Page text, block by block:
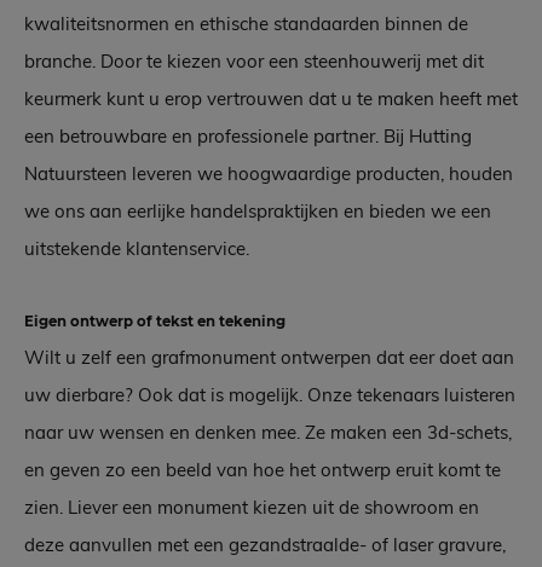
kwaliteitsnormen en ethische standaarden binnen de
branche. Door te kiezen voor een steenhouwerij met dit
keurmerk kunt u erop vertrouwen dat u te maken heeft met
een betrouwbare en professionele partner. Bij Hutting
Natuursteen leveren we hoogwaardige producten, houden
we ons aan eerlijke handelspraktijken en bieden we een
uitstekende klantenservice.
Eigen ontwerp of tekst en tekening
Wilt u zelf een grafmonument ontwerpen dat eer doet aan
uw dierbare? Ook dat is mogelijk. Onze tekenaars luisteren
naar uw wensen en denken mee. Ze maken een 3d-schets,
en geven zo een beeld van hoe het ontwerp eruit komt te
zien. Liever een monument kiezen uit de showroom en
deze aanvullen met een gezandstraalde- of laser gravure,